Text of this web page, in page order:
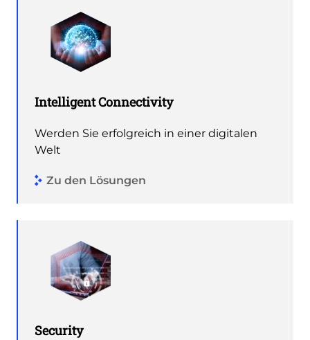
Intelligent Connectivity
Werden Sie erfolgreich in einer digitalen
Welt
Zu den Lösungen
Security